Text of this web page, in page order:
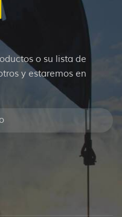
o su lista de
y estaremos en